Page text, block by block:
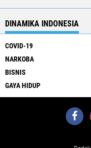
DINAMIKA INDONESIA
COVID-19
NARKOBA
BISNIS
GAYA HIDUP